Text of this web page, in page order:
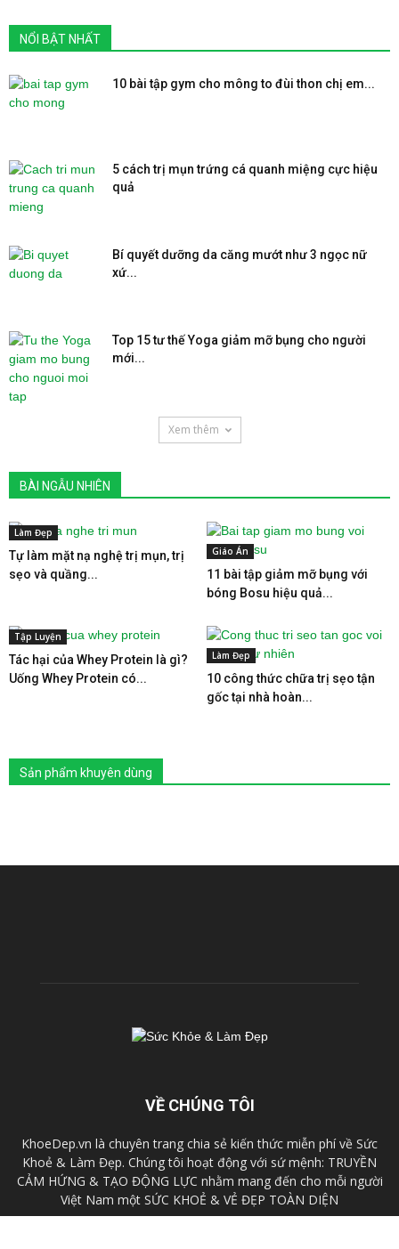
NỔI BẬT NHẤT
10 bài tập gym cho mông to đùi thon chị em...
5 cách trị mụn trứng cá quanh miệng cực hiệu
quả
Bí quyết dưỡng da căng mướt như 3 ngọc nữ
xứ...
Top 15 tư thế Yoga giảm mỡ bụng cho người
mới...
Xem thêm
BÀI NGẪU NHIÊN
Làm Đẹp
Tự làm mặt nạ nghệ trị mụn, trị
sẹo và quầng...
Giáo Án
11 bài tập giảm mỡ bụng với
bóng Bosu hiệu quả...
Tập Luyện
Tác hại của Whey Protein là gì?
Uống Whey Protein có...
Làm Đẹp
10 công thức chữa trị sẹo tận
gốc tại nhà hoàn...
Sản phẩm khuyên dùng
VỀ CHÚNG TÔI
KhoeDep.vn là chuyên trang chia sẻ kiến thức miễn phí về Sức
Khoẻ & Làm Đẹp. Chúng tôi hoạt động với sứ mệnh: TRUYỀN
CẢM HỨNG & TẠO ĐỘNG LỰC nhằm mang đến cho mỗi người
Việt Nam một SỨC KHOẺ & VẺ ĐẸP TOÀN DIỆN